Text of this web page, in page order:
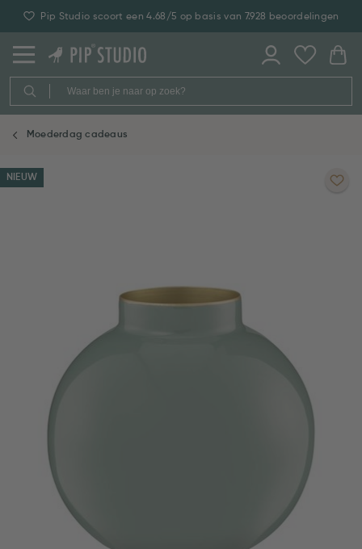
Pip Studio scoort een 4.68/5 op basis van 7.928 beoordelingen
Moederdag cadeaus
NIEUW